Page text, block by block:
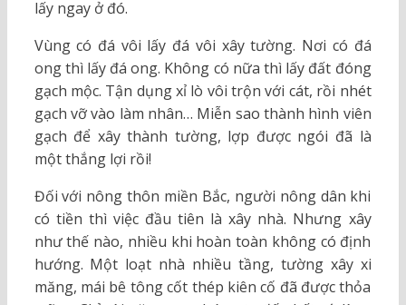
lấy ngay ở đó.
Vùng có đá vôi lấy đá vôi xây tường. Nơi có đá
ong thì lấy đá ong. Không có nữa thì lấy đất đóng
gạch mộc. Tận dụng xỉ lò vôi trộn với cát, rồi nhét
gạch vỡ vào làm nhân… Miễn sao thành hình viên
gạch để xây thành tường, lợp được ngói đã là
một thắng lợi rồi!
Đối với nông thôn miền Bắc, người nông dân khi
có tiền thì việc đầu tiên là xây nhà. Nhưng xây
như thế nào, nhiều khi hoàn toàn không có định
hướng. Một loạt nhà nhiều tầng, tường xây xi
măng, mái bê tông cốt thép kiên cố đã được thỏa